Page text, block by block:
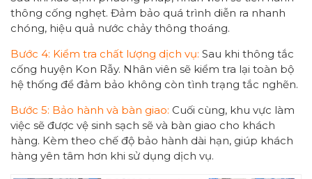
thông cống nghẹt. Đảm bảo quá trình diễn ra nhanh
chóng, hiệu quả nước chảy thông thoáng.
Bước 4: Kiểm tra chất lượng dịch vụ: Sau khi thông tắc
cống huyện Kon Rẫy. Nhân viên sẽ kiểm tra lại toàn bộ
hệ thống để đảm bảo không còn tình trạng tắc nghẽn.
Bước 5: Bảo hành và bàn giao: Cuối cùng, khu vực làm
việc sẽ được vệ sinh sạch sẽ và bàn giao cho khách
hàng. Kèm theo chế độ bảo hành dài hạn, giúp khách
hàng yên tâm hơn khi sử dụng dịch vụ.